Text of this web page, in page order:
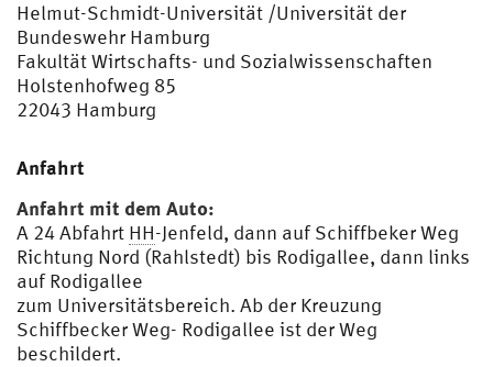
Helmut-Schmidt-Universität /Universität der
Bundeswehr Hamburg
Fakultät Wirtschafts- und Sozialwissenschaften
Holstenhofweg 85
22043 Hamburg
Anfahrt
Anfahrt mit dem Auto:
A 24 Abfahrt HH-Jenfeld, dann auf Schiffbeker Weg
Richtung Nord (Rahlstedt) bis Rodigallee, dann links
auf Rodigallee
zum Universitätsbereich. Ab der Kreuzung
Schiffbecker Weg- Rodigallee ist der Weg
beschildert.